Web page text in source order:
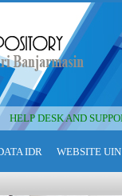
HELP DESK AND
IDR WEBSITE